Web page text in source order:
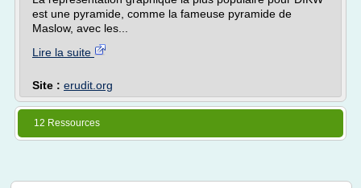
est une pyramide, comme la fameuse pyramide de
Maslow, avec les...
Lire la suite
Site : erudit.org
12 Ressources